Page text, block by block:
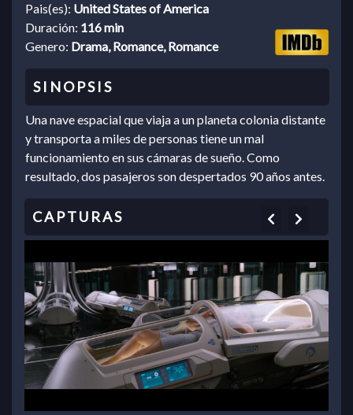
Pais(es): United States of America
Duración: 116 min
Genero: Drama, Romance, Romance
Una nave espacial que viaja a un planeta colonia distante
y transporta a miles de personas tiene un mal
funcionamiento en sus cámaras de sueño. Como
resultado, dos pasajeros son despertados 90 años antes.
Previous